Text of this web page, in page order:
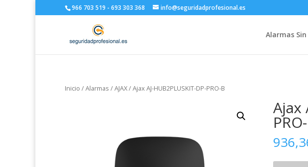
966 703 519 - 693 303 368 info@seguridadprofesional.es
Alarmas
Inicio /Alarmas /AJAX/ Ajax AJ-HUB2PLUSKIT-DP-PRO-B
Ajax